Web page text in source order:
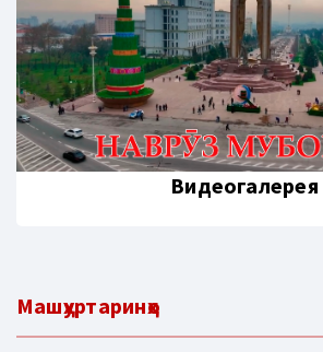
Видеогалерея
Машҳуртаринҳо